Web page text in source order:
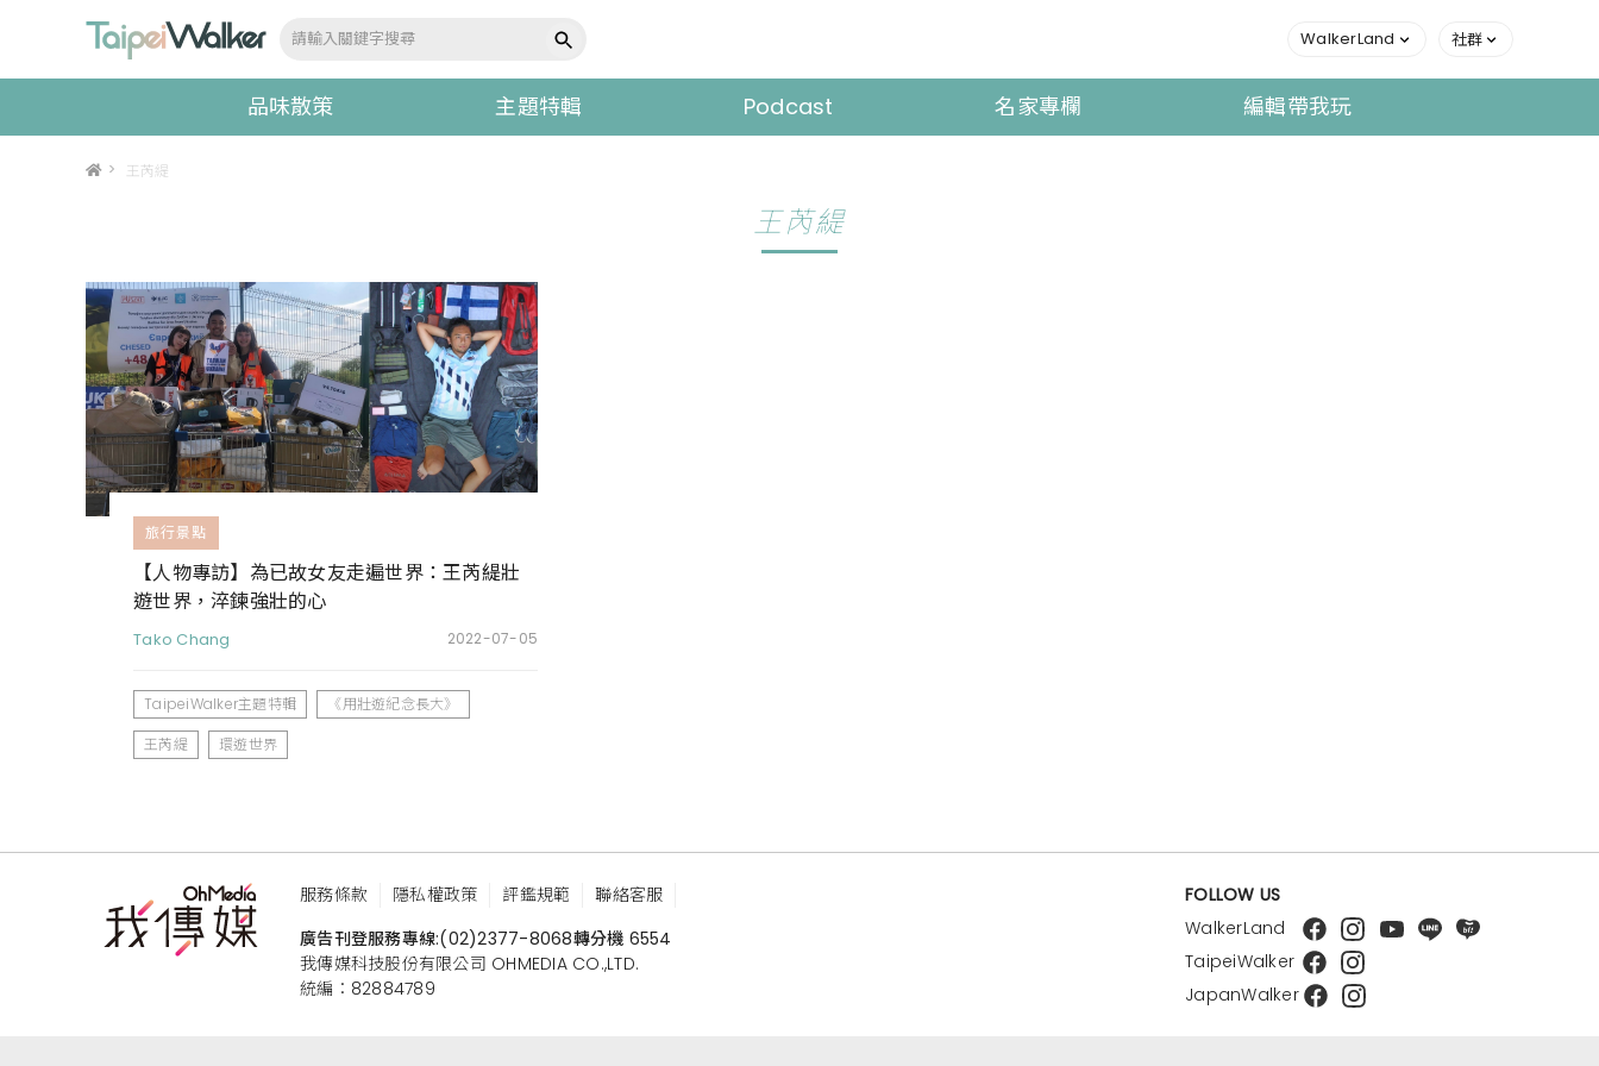
WalkerLand 社群
品味散策 主題特輯 Podcast 名家專欄 編輯帶我玩
> 王芮緹
王芮緹
旅行景點
【人物專訪】為已故女友走遍世界：王芮緹壯
遊世界，淬鍊強壯的心
Tako Chang 2022-07-05
TaipeiWalker主題特輯
《用壯遊紀念長大》
王芮緹
環遊世界
服務條款 隱私權政策 評鑑規範
聯絡客服
廣告刊登服務專線:(02)2377-8068轉分機 6554
我傳媒科技股份有限公司 OHMEDIA CO.,LTD.
統編：82884789
FOLLOW US
WalkerLand
TaipeiWalker
JapanWalker